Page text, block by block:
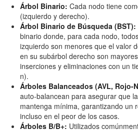
Árbol Binario: Cada nodo tiene
(izquierdo y derecho).
Árbol Binario de Búsqueda (BST):
binario donde, para cada nodo,
izquierdo son menores que el valor
en su subárbol derecho son
inserciones y eliminaciones con un
n).
Árboles Balanceados (AVL, Rojo-
auto-balancean para asegurar que
mantenga mínima, garantizando un
incluso en el peor de los casos.
Árboles B/B+: Utilizados